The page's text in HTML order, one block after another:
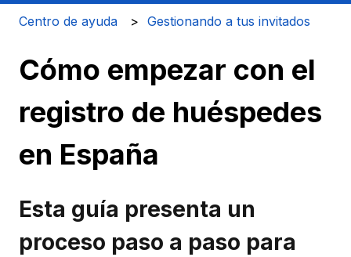
Centro de ayuda Gestionando a tus invitados
Cómo empezar con el
registro de huéspedes
en España
Esta guía presenta un
proceso paso a paso para